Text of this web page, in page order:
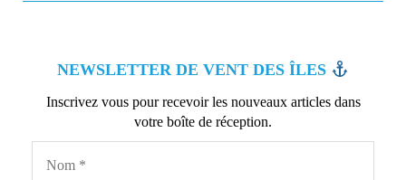
NEWSLETTER DE VENT DES ÎLES
Inscrivez vous pour recevoir les nouveaux articles dans
votre boîte de réception.